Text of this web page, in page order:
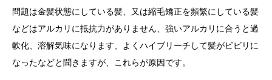
問題は金髪状態にしている髪、又は縮毛矯正を頻繁にしている髪
などはアルカリに抵抗力がありません、強いアルカリに合うと過
軟化、溶解気味になります、
よくハイブリーチして髪がビビリに
なったなどと聞きますが、これらが原因です。